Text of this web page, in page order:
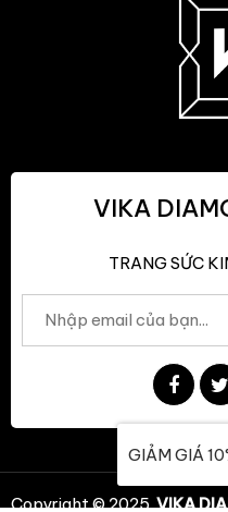
VIKA
TRANG SỨC
Copyright © 2025.VIKA
GIẢM GIÁ